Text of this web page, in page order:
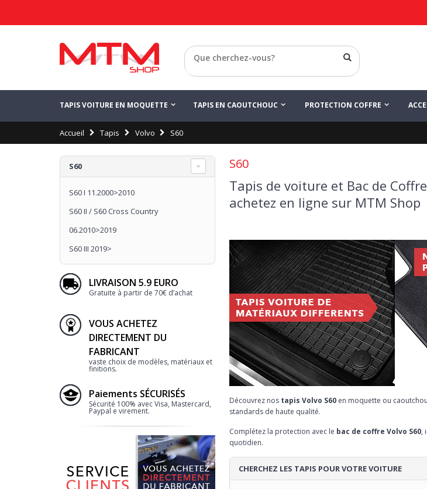
Retour
TAPIS VOITURE EN MOQUETTE TAPIS EN CAOUTCHOUC PROTECTION COFFRE
Accueil Tapis Volvo S60
S60
Tapis de voiture et Bac de
achetez en ligne sur MTM Shop
Découvrez nos tapis Volvo S60en moquette ou
standards de haute qualité.
Complétez la protection avec le bac de coffre Volvo S60,
quotidien.
CHERCHEZ LES TAPIS POUR VOTRE VOITURE
S60
S60 I 11.2000>2010
S60 II / S60 Cross Country
06.2010>2019
S60 III 2019>
LIVRAISON 5.9 EURO
Gratuite à partir de 70€ d’achat
VOUS ACHETEZ
DIRECTEMENT DU
FABRICANT
vaste choix de modèles, matériaux et
finitions.
Paiements SÉCURISÉS
Sécurité 100% avec Visa, Mastercard,
Paypal e virement.